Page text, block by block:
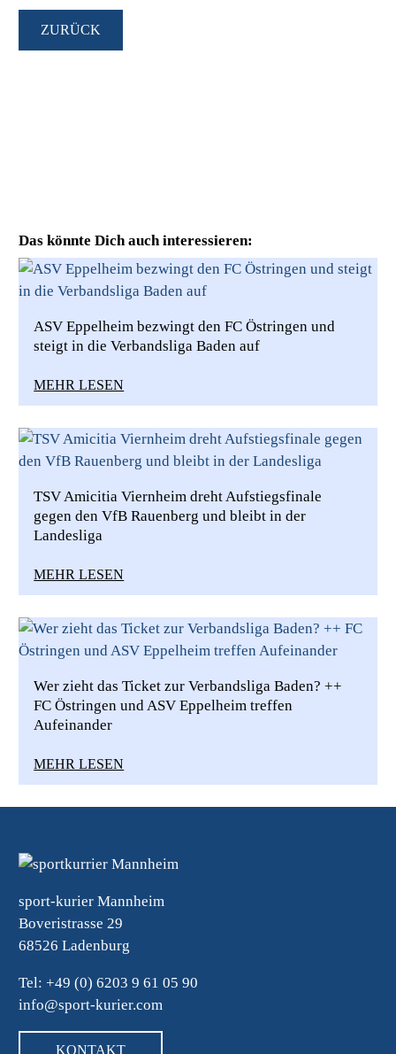
ZURÜCK
Das könnte Dich auch interessieren:
ASV Eppelheim bezwingt den FC Östringen und
steigt in die Verbandsliga Baden auf
MEHR LESEN
TSV Amicitia Viernheim dreht Aufstiegsfinale
gegen den VfB Rauenberg und bleibt in der
Landesliga
MEHR LESEN
Wer zieht das Ticket zur Verbandsliga Baden? ++
FC Östringen und ASV Eppelheim treffen
Aufeinander
MEHR LESEN
sport-kurier Mannheim
Boveristrasse 29
68526 Ladenburg
Tel: +49 (0) 6203 9 61 05 90
info@sport-kurier.com
KONTAKT